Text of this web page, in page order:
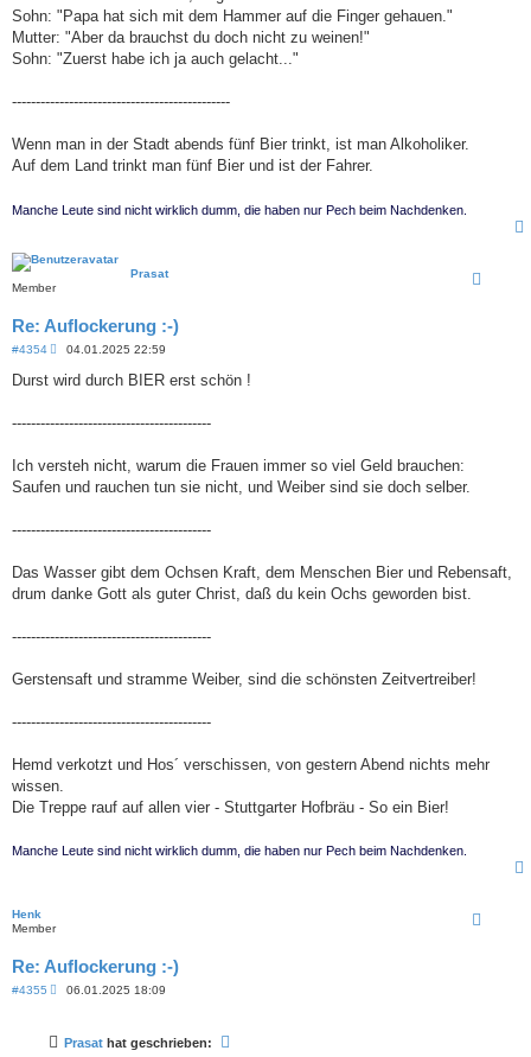
Sohn: "Papa hat sich mit dem Hammer auf die Finger gehauen."
Mutter: "Aber da brauchst du doch nicht zu weinen!"
Sohn: "Zuerst habe ich ja auch gelacht..."
----------------------------------------------
Wenn man in der Stadt abends fünf Bier trinkt, ist man Alkoholiker.
Auf dem Land trinkt man fünf Bier und ist der Fahrer.
Manche Leute sind nicht wirklich dumm, die haben nur Pech beim Nachdenken.
Prasat
Member
Re: Auflockerung :-)
#4354
B
i
04.01.2025 22:59
Durst wird durch BIER erst schön !
------------------------------------------
Ich versteh nicht, warum die Frauen immer so viel Geld brauchen:
Saufen und rauchen tun sie nicht, und Weiber sind sie doch selber.
------------------------------------------
Das Wasser gibt dem Ochsen Kraft, dem Menschen Bier und Rebensaft,
drum danke Gott als guter Christ, daß du kein Ochs geworden bist.
------------------------------------------
Gerstensaft und stramme Weiber, sind die schönsten Zeitvertreiber!
------------------------------------------
Hemd verkotzt und Hos´ verschissen, von gestern Abend nichts mehr
wissen.
Die Treppe rauf auf allen vier - Stuttgarter Hofbräu - So ein Bier!
Manche Leute sind nicht wirklich dumm, die haben nur Pech beim Nachdenken.
Henk
Member
Re: Auflockerung :-)
#4355
B
r
06.01.2025 18:09
Prasat hat geschrieben: